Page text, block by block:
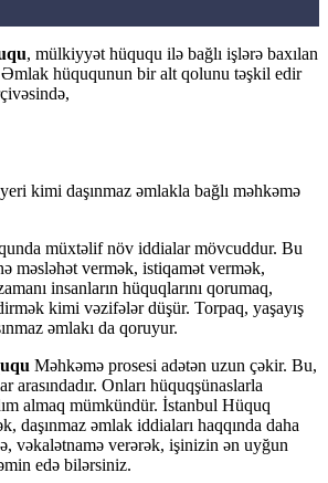
, mülkiyyət hüququ ilə bağlı işlərə baxılan
Əmlak hüququnun bir alt qolunu təşkil edir
kimi daşınmaz əmlakla bağlı məhkəmə
müxtəlif növ iddialar mövcuddur. Bu
məsləhət vermək, istiqamət vermək,
insanların hüquqlarını qorumaq,
kimi vəzifələr düşür. Torpaq, yaşayış
əmlakı da qoruyur.
Məhkəmə prosesi adətən uzun çəkir. Bu,
arasındadır. Onları hüquqşünaslarla
almaq mümkündür. İstanbul Hüquq
daşınmaz əmlak iddiaları haqqında daha
vəkalətnamə verərək, işinizin ən uyğun
edə bilərsiniz.